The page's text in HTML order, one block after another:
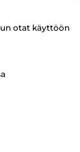
otat käyttöön